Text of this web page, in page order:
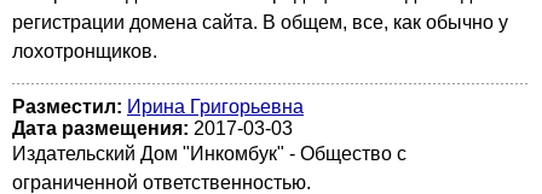
регистрации домена сайта. В общем, все, как обычно у
лохотронщиков.
Разместил: Ирина Григорьевна
Дата размещения: 2017-03-03
Издательский Дом "Инкомбук" - Общество с
ограниченной ответственностью.